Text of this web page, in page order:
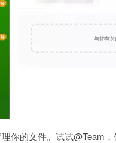
你的文件。试试@Team，